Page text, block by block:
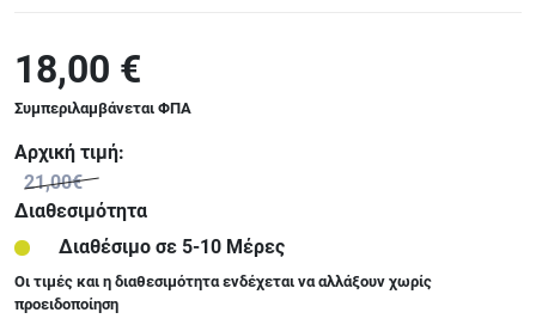
18,00 €
Συμπεριλαμβάνεται ΦΠΑ
Αρχική τιμή:
21,00€
Διαθεσιμότητα
Διαθέσιμο σε 5-10 Μέρες
Οι τιμές και η διαθεσιμότητα ενδέχεται να αλλάξουν χωρίς
προειδοποίηση